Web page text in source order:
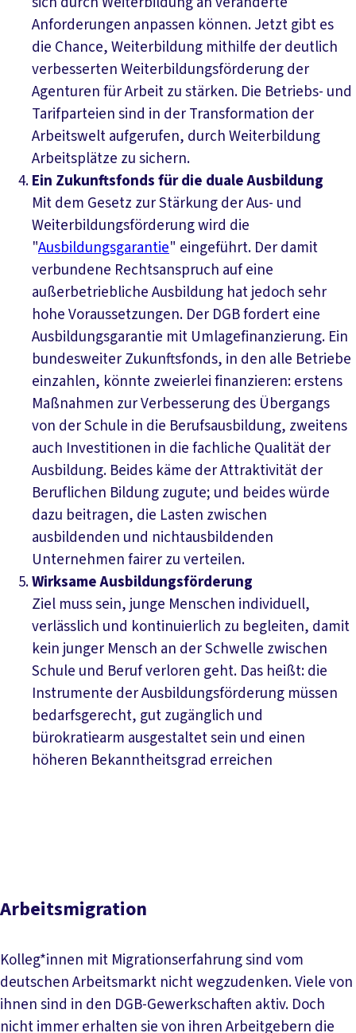
Anforderungen anpassen können. Jetzt gibt es
die Chance, Weiterbildung mithilfe der deutlich
verbesserten Weiterbildungsförderung der
Agenturen für Arbeit zu stärken. Die Betriebs- und
Tarifparteien sind in der Transformation der
Arbeitswelt aufgerufen, durch Weiterbildung
Arbeitsplätze zu sichern.
Ein Zukunftsfonds für die duale Ausbildung
Mit dem Gesetz zur Stärkung der Aus- und
Weiterbildungsförderung wird die
"Ausbildungsgarantie" eingeführt. Der damit
verbundene Rechtsanspruch auf eine
außerbetriebliche Ausbildung hat jedoch sehr
hohe Voraussetzungen. Der DGB fordert eine
Ausbildungsgarantie mit Umlagefinanzierung. Ein
bundesweiter Zukunftsfonds, in den alle Betriebe
einzahlen, könnte zweierlei finanzieren: erstens
Maßnahmen zur Verbesserung des Übergangs
von der Schule in die Berufsausbildung, zweitens
auch Investitionen in die fachliche Qualität der
Ausbildung. Beides käme der Attraktivität der
Beruflichen Bildung zugute; und beides würde
dazu beitragen, die Lasten zwischen
ausbildenden und nichtausbildenden
Unternehmen fairer zu verteilen.
Wirksame Ausbildungsförderung
Ziel muss sein, junge Menschen individuell,
verlässlich und kontinuierlich zu begleiten, damit
kein junger Mensch an der Schwelle zwischen
Schule und Beruf verloren geht. Das heißt: die
Instrumente der Ausbildungsförderung müssen
bedarfsgerecht, gut zugänglich und
bürokratiearm ausgestaltet sein und einen
höheren Bekanntheitsgrad erreichen
Arbeitsmigration
Kolleg*innen mit Migrationserfahrung sind vom
deutschen Arbeitsmarkt nicht wegzudenken. Viele von
ihnen sind in den DGB-Gewerkschaften aktiv. Doch
nicht immer erhalten sie von ihren Arbeitgebern die